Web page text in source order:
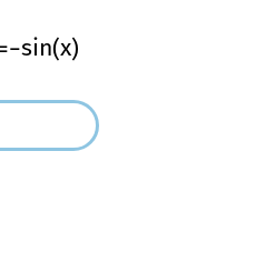
−sin(x)